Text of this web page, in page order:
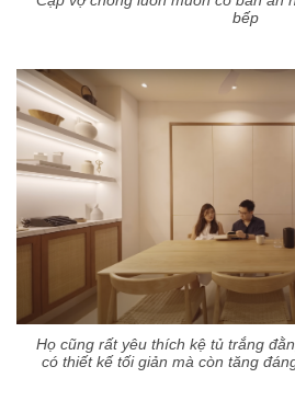
bếp
Họ cũng rất yêu thích kệ tủ trắng
có thiết kế tối giản mà còn tăng